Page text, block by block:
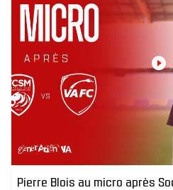
Pierre Blois au micro après